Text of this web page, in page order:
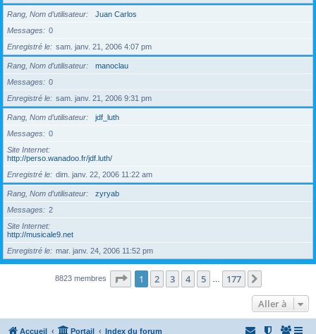
Rang, Nom d’utilisateur
Juan Carlos
Messages
0
Enregistré le
sam. janv. 21, 2006 4:07 pm
Rang, Nom d’utilisateur
manoclau
Messages
0
Enregistré le
sam. janv. 21, 2006 9:31 pm
Rang, Nom d’utilisateur
jdf_luth
Messages
0
Site Internet
http://perso.wanadoo.fr/jdf.luth/
Enregistré le
dim. janv. 22, 2006 11:22 am
Rang, Nom d’utilisateur
zyryab
Messages
2
Site Internet
http://musicale9.net
Enregistré le
mar. janv. 24, 2006 11:52 pm
8823 membres Page 1sur177
1 2 3 4 5 177
Aller à
Accueil Portail Index du forum